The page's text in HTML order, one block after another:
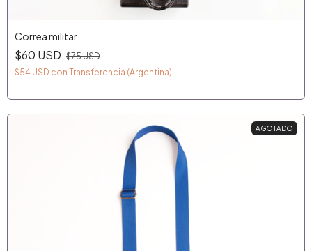
Correa militar
$60 USD $75 USD
$54 USD con Transferencia (Argentina)
AGOTADO